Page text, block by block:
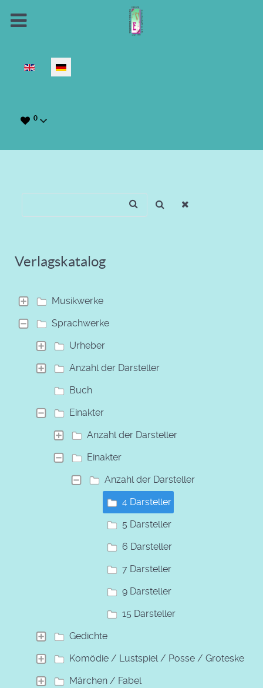
Sprache auswählen
0
Verlagskatalog
Musikwerke
Sprachwerke
Urheber
Anzahl der Darsteller
Buch
Einakter
Anzahl der Darsteller
Einakter
Anzahl der Darsteller
4 Darsteller
5 Darsteller
6 Darsteller
7 Darsteller
9 Darsteller
15 Darsteller
Gedichte
Komödie / Lustspiel / Posse / Groteske
Märchen / Fabel